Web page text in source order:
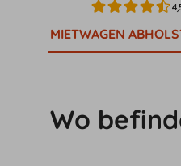
MIETWAGEN
Wo